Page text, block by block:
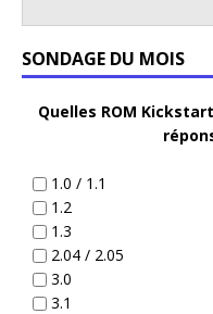
SONDAGE DU MOIS
Quelles ROM
1.0 / 1.1
1.2
1.3
2.04 / 2.05
3.0
3.1